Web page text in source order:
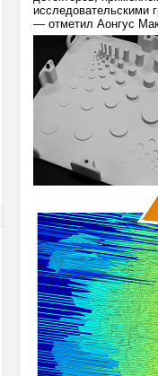
исследовательскими
— отметил Аонгус